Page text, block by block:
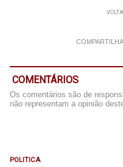
COMENTÁRIOS
Os comentários são de
não representam a opinião
POLITICA